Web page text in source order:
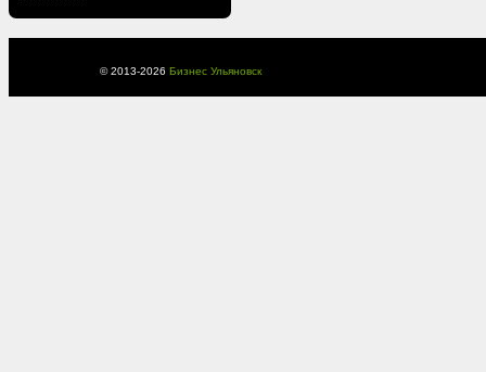
© 2013-2026 Бизнес Ульяновск